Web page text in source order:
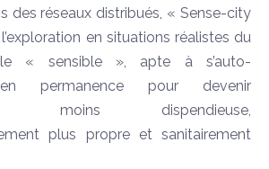
des réseaux distribués, « Sense-city
en situations réalistes du
« sensible », apte à s’auto-
en permanence pour devenir
moins dispendieuse,
plus propre et sanitairement